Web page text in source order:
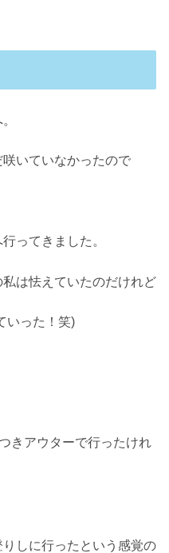
いていなかったので
ってきました。
は怯えていたのだけれど
いった！笑)
きアウターで行ったけれ
しに行ったという感覚の